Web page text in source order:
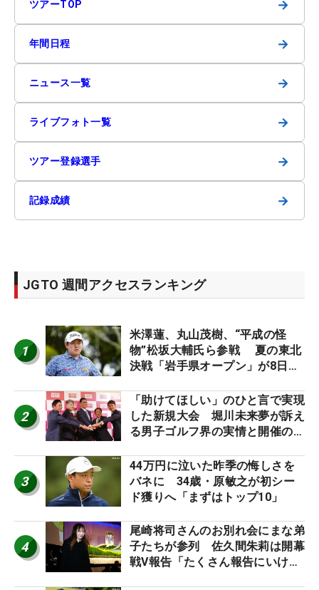
ツアーTOP →
年間日程 →
ニュース一覧 →
ライブフォト一覧 →
ツアー登録選手 →
記録成績 →
JGTO 週間アクセスランキング
1
米澤蓮、丸山茂樹、“平成の怪
物”松坂大輔氏ら参戦 夏の東北
決戦「岩手県オープン」が8日開
2
「助けてほしい」のひと言で実現
した新規大会 堀川未来夢が訴え
る男子ゴルフ界の実情と開催の舞
3
44万円に泣いた昨季の悔しさを
バネに 34歳・原敏之が初シー
ド獲りへ「まずはトップ10」
4
尾崎将司さんのお別れ会にまな弟
子たちが参列 佐久間朱莉は開幕
戦V報告「たくさん報告にいける